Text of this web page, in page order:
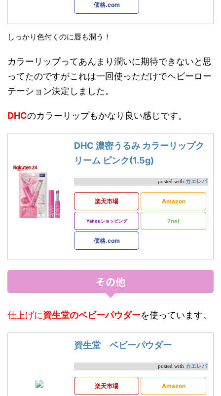
価格.com
しっかり色付くのに唇も潤う！
カラーリップってあんまり潤いに期待できないと思
ってたのですがこれは一回使っただけでヘビーロー
テーション決定しました。
DHCのカラーリップもかなり良い感じです。
DHC 濃密うるみ カラーリップク
リーム ピンク(1.5g)
posted with カエレバ
楽天市場 Amazon
Yahooショッピング 7net
価格.com
その他
仕上げに資生堂のベビーパウダーを使っています。
資生堂 ベビーパウダー
posted with カエレバ
楽天市場 Amazon